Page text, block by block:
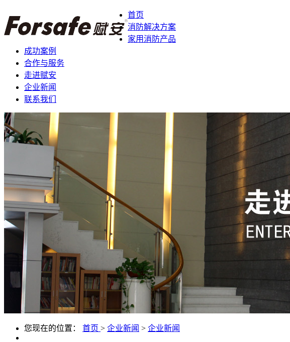
首页
消防解决方案
家用消防产品
成功案例
合作与服务
走进赋安
企业新闻
联系我们
您现在的位置： 首页 > 企业新闻 > 企业新闻